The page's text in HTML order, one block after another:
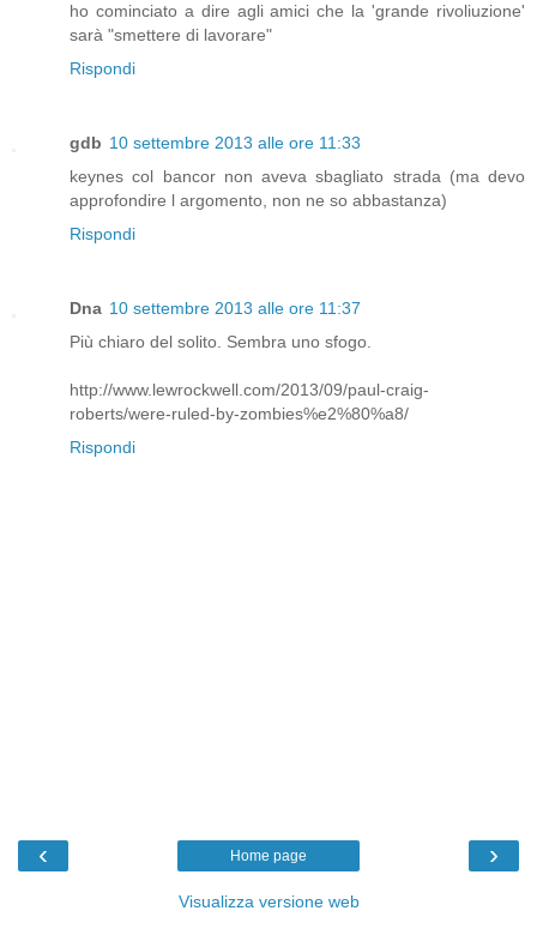
ho cominciato a dire agli amici che la 'grande rivoliuzione'
sarà "smettere di lavorare"
Rispondi
gdb 10 settembre 2013 alle ore 11:33
keynes col bancor non aveva sbagliato strada (ma devo
approfondire l argomento, non ne so abbastanza)
Rispondi
Dna 10 settembre 2013 alle ore 11:37
Più chiaro del solito. Sembra uno sfogo.
http://www.lewrockwell.com/2013/09/paul-craig-
roberts/were-ruled-by-zombies%e2%80%a8/
Rispondi
‹ ›
Home page
Visualizza versione web